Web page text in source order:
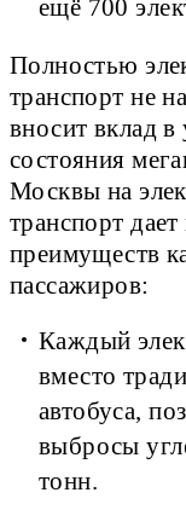
ещё 700
Полностью
транспорт не
вносит вклад
состояния
Москвы на
транспорт
преимуществ
пассажиров:
Каждый
вместо
автобуса,
выбросы
тонн.